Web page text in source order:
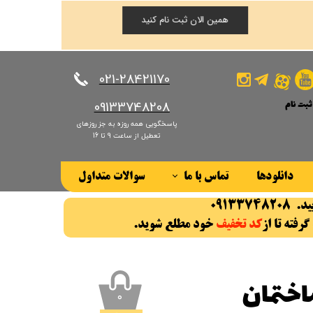
​​​​​​​021-28421170
​​​​​​​09133748208
پاسخگویی همه روزه به جز روزهای
تعطیل از ساعت 9 تا 16
دانلودها تماس با ما
درباره ما
سوالات متداول
ثبت نام
من
واژه
حساب کاربری
همین الان ثبت نام کنید
تا از کد تخفیف خود مطلع شوید.
۰